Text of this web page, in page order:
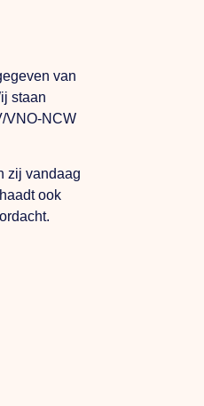
van
staan
VNO-NCW
zij vandaag
ook